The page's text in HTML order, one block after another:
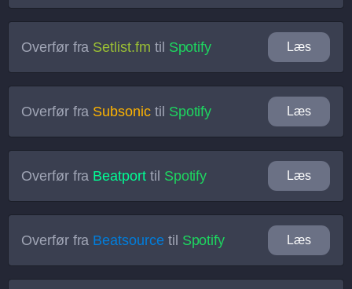
Overfør fra Setlist.fm til Spotify Læs
Overfør fra Subsonictil Spotify Læs
Overfør fra Beatporttil Spotify Læs
Overfør fra Beatsourcetil Spotify Læs